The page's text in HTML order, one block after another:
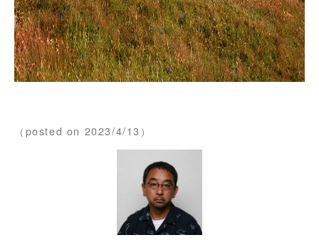
（posted on 2023/4/13）